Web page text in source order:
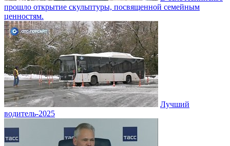
прошло открытие скульптуры, посвященной семейным
ценностям.
Лучший
водитель-2025